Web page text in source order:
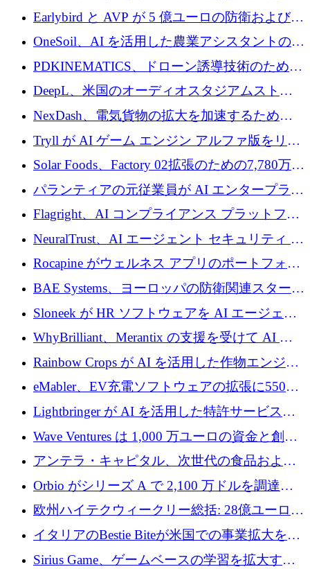
ユーロでMinisaを支援
Earlybird と AVP が 5 億ユーロの防衛および二
重用途の成長基金である E2D を立ち上げる
OneSoil、AI を活用した農業アシスタントの拡
大に​​ 100 万ユーロを確保
PDKINEMATICS、ドローン誘導技術のために
200 万ユーロを調達
DeepL、米国のオーディオスタジアムストリ
ーミング事業Mixhaloを買収
NexDash、電気貨物の拡大を加速するために
EIT Urban Mobilityから250万ユーロを確保
Tryll が AI ゲーム エンジン アルファ版をリリ
ースし、60 万ドルのプレシード資金を確保
Solar Foods、Factory 02拡張のための7,780万ユ
ーロの資金調達パッケージを獲得
パランティアの元従業員が AI エンタープライ
ズ スタートアップの Conduct に 6,000 万ドル
を調達
Flagright、AI コンプライアンス プラットフォ
ームを拡張するためにシリーズ A で 1,250 万
ドルを確保
NeuralTrust、AI エージェント セキュリティ プ
ラットフォームの拡張に 2,000 万ドルを調達
Rocapine がウェルネス アプリのポートフォリ
オを拡大するためにシリーズ A で 1,300 万ド
ルを調達
BAE Systems、ヨーロッパの防衛関連スタート
アップの規模拡大を支援するために 5,000 万
ユーロの支援を開始
Sloneek が HR ソフトウェアを AI エージェン
トに変えるために 600 万ドルを調達
WhyBrilliant、Merantix の支援を受けて AI 求
人マッチングを拡大するために 100 万ユーロ
Rainbow Crops が AI を活用した作物エンジニ
アリングを拡張するために 970 万ユーロを調
eMabler、EV充電ソフトウェアの拡張に550万
ユーロを確保
Lightbringer が AI を活用した特許サービスを
拡大するために 1,000 万ドルを調達
Wave Ventures は 1,000 万ユーロの資金と創設
者補助金で 10 周年を迎える
アンテラ・キャピタル、次世代の食品および
アグリテクノロジーのイノベーションを支援
するファンド III の初回クローズ額が 1 億ドル
に到達
Orbio がシリーズ A で 2,100 万ドルを調達、
AI 労働力管理を世界の最前線の労働者に提供
欧州ハイテクウィークリー総括: 28億ユーロの
取引と5月のハイライト
イタリアのBestie Biteが米国での事業拡大を加
速するために150万ユーロを調達
Sirius Game、ゲームベースの学習を拡大する